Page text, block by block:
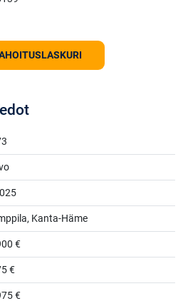
Kanta-Häme
€
€
€